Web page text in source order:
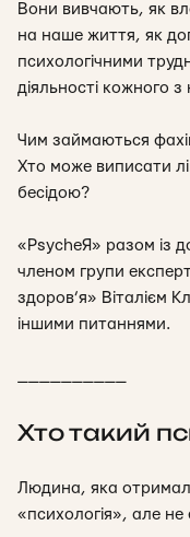
Вони вивчають, як
на наше життя, як
психологічними
діяльності кожного з
Чим займаються
Хто може виписати
бесідою?
« PsycheЯ» разом із
членом групи
здоров’я» Віталієм
іншими питаннями.
__________
Хто такий
Людина, яка
«психологія», але не